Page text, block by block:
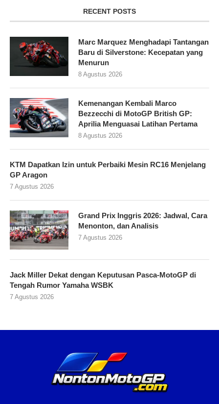
RECENT POSTS
Marc Marquez Menghadapi Tantangan
Baru di Silverstone: Kecepatan yang
Menurun
8 Agustus 2026
Kemenangan Kembali Marco
Bezzecchi di MotoGP British GP:
Aprilia Menguasai Latihan Pertama
8 Agustus 2026
KTM Dapatkan Izin untuk Perbaiki Mesin RC16 Menjelang
GP Aragon
7 Agustus 2026
Grand Prix Inggris 2026: Jadwal, Cara
Menonton, dan Analisis
7 Agustus 2026
Jack Miller Dekat dengan Keputusan Pasca-MotoGP di
Tengah Rumor Yamaha WSBK
7 Agustus 2026